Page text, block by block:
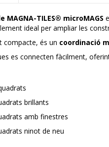
MAGNA-TILES® microMAGS
ideal per ampliar les
compacte, és un coordinació
es connecten fàcilment,
brillants
amb finestres
ninot de neu